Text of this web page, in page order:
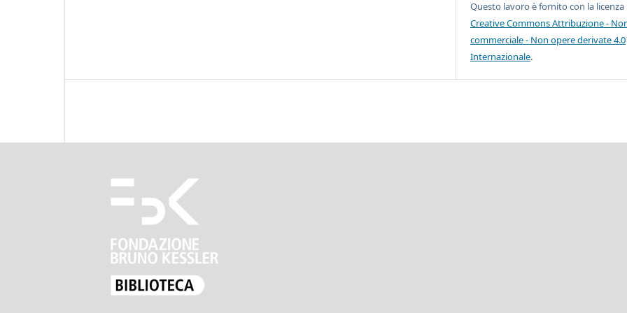
Questo lavoro è fornito con la licenza
Creative Commons Attribuzione -
commerciale - Non opere derivate 4.0
Internazionale.